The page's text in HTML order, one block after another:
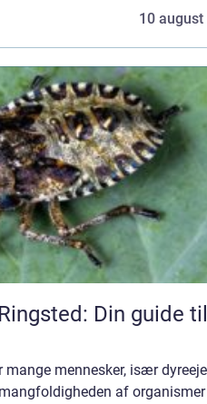
10 august
Din guide
mange mennesker, især
af